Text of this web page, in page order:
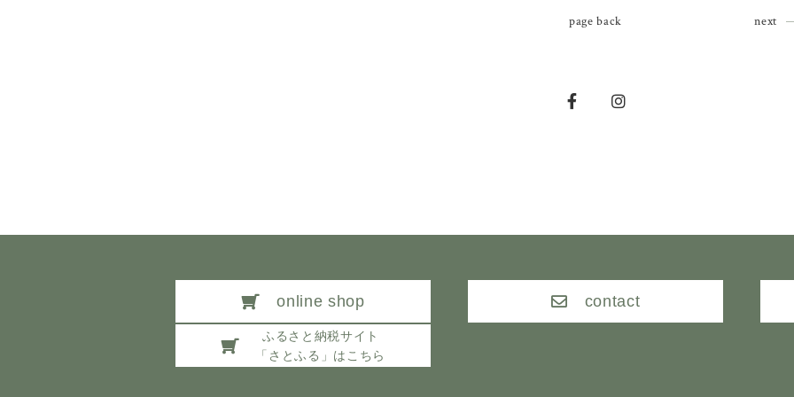
next
page back
online shop contact
ふるさと納税サイト
「さとふる」はこちら